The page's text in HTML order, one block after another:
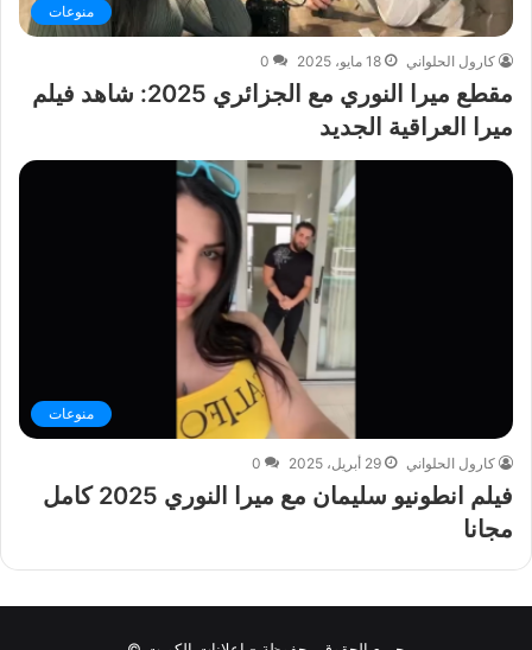
منوعات
كارول الحلواني 18 مايو، 2025 0
مقطع ميرا النوري مع الجزائري 2025: شاهد فيلم
ميرا العراقية الجديد
منوعات
كارول الحلواني 29 أبريل، 2025 0
فيلم انطونيو سليمان مع ميرا النوري 2025 كامل
مجانا